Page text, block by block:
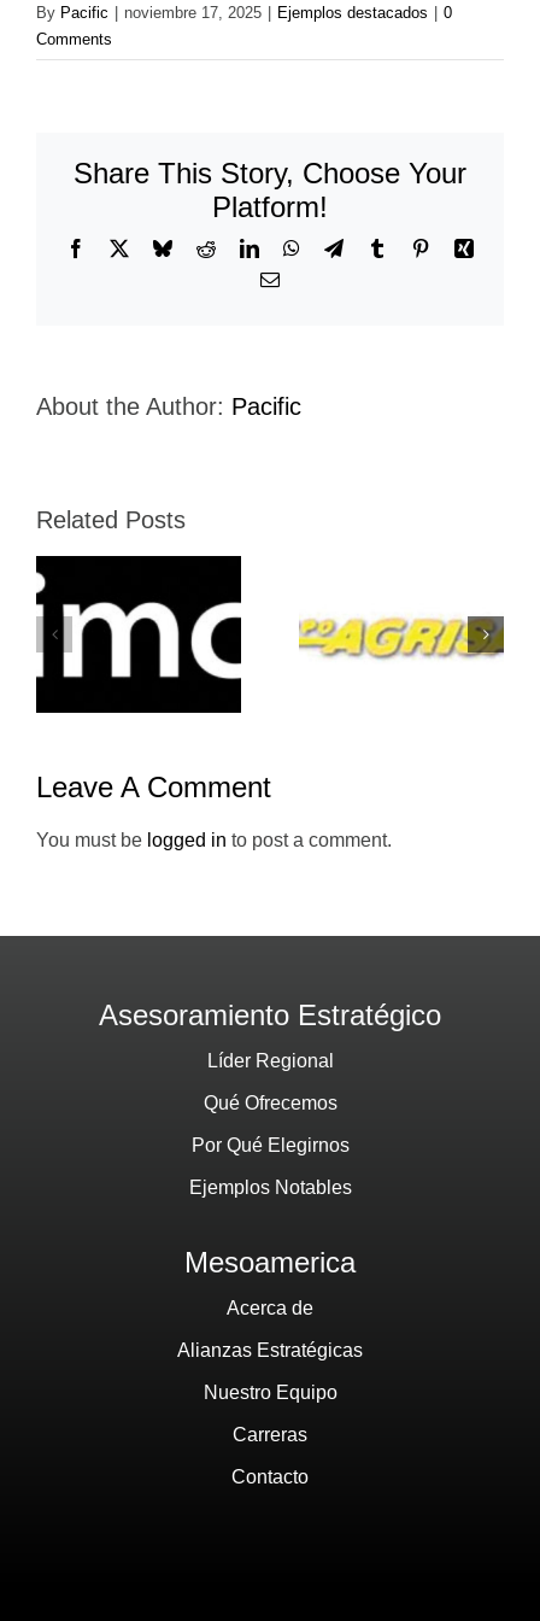
By Pacific noviembre 17, 2025 Ejemplos destacados
0
Comments
Share This Story, Choose Your
Platform!
Facebook BlueskyRedditLinkedInWhatsApp
TelegramTumblr PinterestXing
Email
About the Author: Pacific
Related Posts
Grupo-
Agrisal-
Atento-
Leave A Comment
You must be logged in to post a comment.
Asesoramiento Estratégico
Líder Regional
Qué Ofrecemos
Por Qué Elegirnos
Ejemplos Notables
Mesoamerica
Acerca de
Alianzas Estratégicas
Nuestro Equipo
Carreras
Contacto